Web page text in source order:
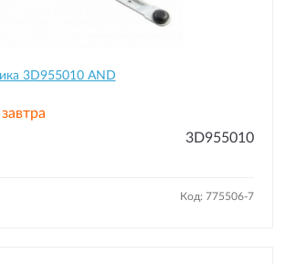
3D955010 AND
3D955010
Код: 775506-7